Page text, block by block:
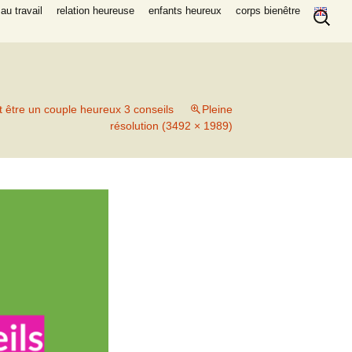
travail relation heureuse enfants heureux corps bienêtre
être un couple heureux 3 conseils
Pleine
résolution (3492 × 1989)